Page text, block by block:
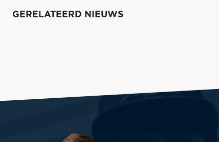
GERELATEERD NIEUWS